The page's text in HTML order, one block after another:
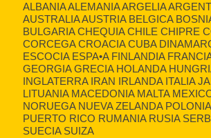
ALBANIA ALEMANIA ARGELIA
AUSTRALIA AUSTRIA BELGICA
BULGARIA CHEQUIA CHILE CHIPRE
CORCEGA CROACIA CUBA
ESCOCIA ESPA•A FINLANDIA
GEORGIA GRECIA HOLANDA
INGLATERRA IRAN IRLANDA ITALIA
LITUANIA MACEDONIA MALTA
NORUEGA NUEVA ZELANDA
PUERTO RICO RUMANIA RUSIA
SUECIA SUIZA